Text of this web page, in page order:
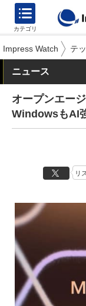
カテゴリ
Impress Watch テ
ニュース
オープンエー
WindowsもAI
リ